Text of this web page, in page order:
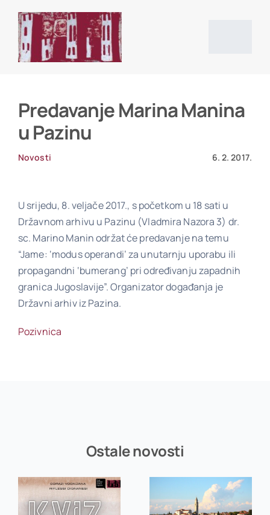
content
Projekti
Povijesni izvori i literatura
Poveznice
Predavanje Marina Manina
u Pazinu
Novosti 6. 2. 2017.
U srijedu, 8. veljače 2017., s početkom u 18 sati u
Državnom arhivu u Pazinu (Vladmira Nazora 3) dr.
sc. Marino Manin održat će predavanje na temu
“Jame: ‘modus operandi’ za unutarnju uporabu ili
propagandni ‘bumerang’ pri određivanju zapadnih
granica Jugoslavije”. Organizator događanja je
Državni arhiv iz Pazina.
Pozivnica
Ostale novosti